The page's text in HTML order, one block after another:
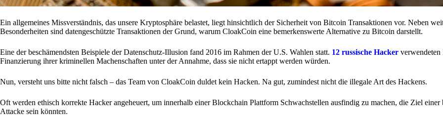
Ein allgemeines Missverständnis, das unsere Kryptosphäre belastet, liegt hinsichtlich der Sicherheit von Bitcoin Transaktionen vor. Neben
Besonderheiten sind datengeschützte Transaktionen der Grund, warum CloakCoin eine bemerkenswerte Alternative zu Bitcoin darstellt.
Eine der beschämendsten Beispiele der Datenschutz-Illusion fand 2016 im Rahmen der U.S. Wahlen statt. 12 russische Hacker
Finanzierung ihrer kriminellen Machenschaften unter der Annahme, dass sie nicht ertappt werden würden.
Nun, versteht uns bitte nicht falsch – das Team von CloakCoin duldet kein Hacken. Na gut, zumindest nicht die illegale Art des Hackens.
Oft werden ethisch korrekte Hacker angeheuert, um innerhalb einer Blockchain Plattform Schwachstellen ausfindig zu machen, die Ziel
Attacke sein könnten.